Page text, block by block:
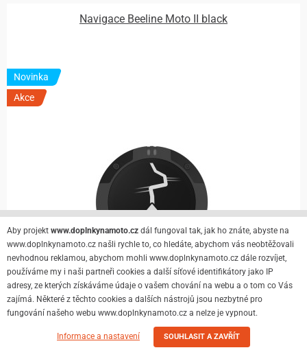
Navigace Beeline Moto II black
Novinka
Akce
Skladem
Aby projekt www.doplnkynamoto.cz dál fungoval tak, jak ho znáte, abyste na
www.doplnkynamoto.cz našli rychle to, co hledáte, abychom vás neobtěžovali
nevhodnou reklamou, abychom mohli www.doplnkynamoto.cz dále rozvíjet,
používáme my i naši partneři cookies a další síťové identifikátory jako IP
adresy, ze kterých získáváme údaje o vašem chování na webu a o tom co Vás
zajímá. Některé z těchto cookies a dalších nástrojů jsou nezbytné pro
fungování našeho webu www.doplnkynamoto.cz a nelze je vypnout.
Informace a nastavení SOUHLASIT A ZAVŘÍT